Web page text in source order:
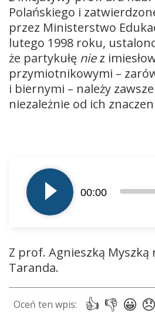
Polańskiego i
przez Ministerstwo
lutego 1998 roku,
że partykułę niez
przymiotnikowymi –
i biernymi – należy zawsze
niezależnie od ich
plików
dźwiękowych
00:00
Z prof. Agnieszką Myszką
Taranda.